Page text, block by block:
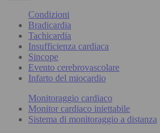
Condizioni
Bradicardia
Tachicardia
Insufficienza cardiaca
Sincope
Evento cerebrovascolare
Infarto del miocardio
Monitoraggio cardiaco
Monitor cardiaco iniettabile
Sistema di monitoraggio a distanza